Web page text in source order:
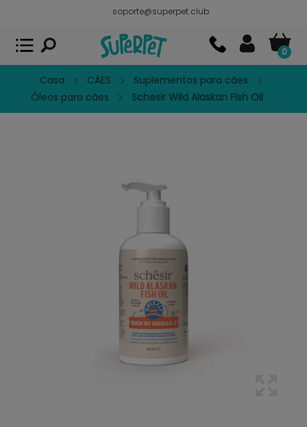
soporte@superpet.club
0
Casa CÃES
Suplementos para cães
Óleos para cães
Schesir Wild Alaskan Fish Oil
Superpet, comida para mascotas
APP GRATIS - En Google Play